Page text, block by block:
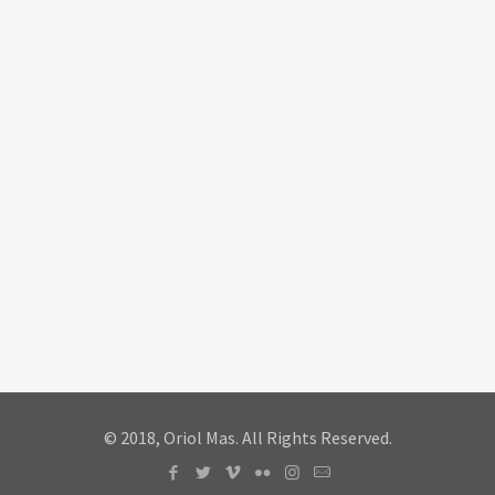
© 2018, Oriol Mas. All Rights Reserved.